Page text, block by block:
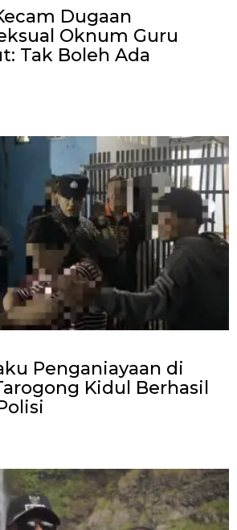
Dugaan
Oknum Guru
Tak Boleh Ada
Penganiayaan di
Kidul Berhasil